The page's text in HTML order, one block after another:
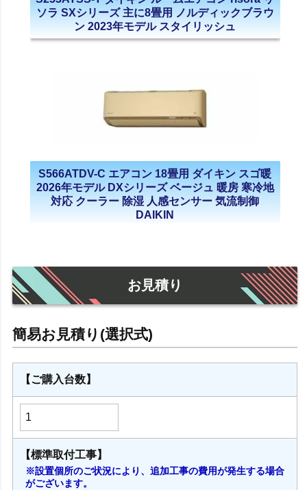
ソラ SXシリーズ 主に8畳用 ノルディックブラウ
ン 2023年モデル スタイリッシュ
S566ATDV-C エアコン 18畳用 ダイキン スゴ暖
2026年モデル DXシリーズ ベージュ 暖房 寒冷地
対応 クーラー 除湿 人感センサー 気流制御
DAIKIN
お見積り
【ご購入台数】
【標準取付工事】
※設置個所のご状況により、追加工事の費用が発生する場合
がございます。